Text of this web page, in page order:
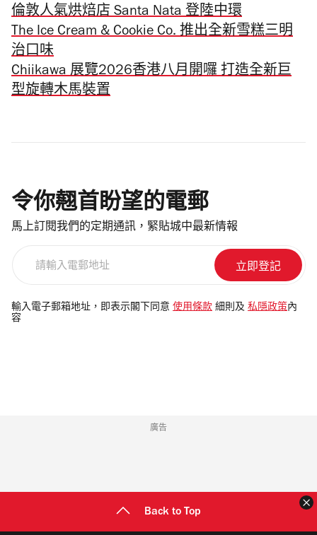
倫敦人氣烘焙店 Santa Nata 登陸中環
The Ice Cream & Cookie Co. 推出全新雪糕三明
治口味
Chiikawa 展覽2026香港八月開囉 打造全新巨
型旋轉木馬裝置
令你翹首盼望的電郵
馬上訂閱我們的定期通訊，緊貼城中最新情報
電
郵
輸入電子郵箱地址，即表示閣下同意 使用條款 細則及 私隱政策 內
容
廣告
Back to Top